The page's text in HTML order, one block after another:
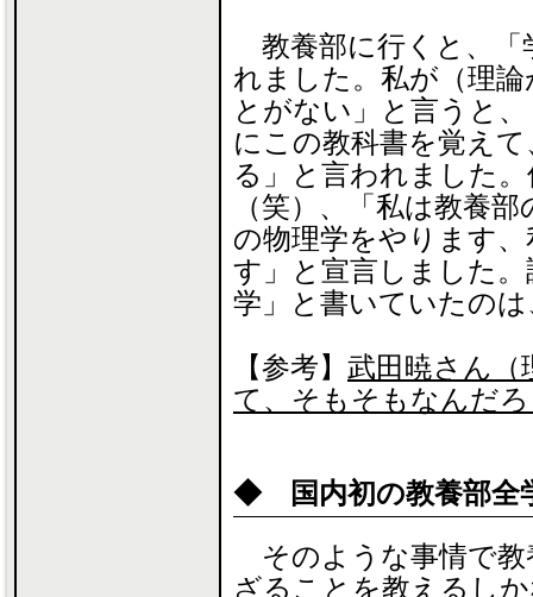
教養部に行くと、「
れました。私が（理
とがない」と言うと
にこの教科書を覚え
る」と言われました
（笑）、「私は教養
の物理学をやります
す」と宣言しました
学」と書いていたの
【参考】 武田暁さん（
て、そもそもなんだ
◆ 国内初の教養部全
そのような事情で教
ざることを教えるし